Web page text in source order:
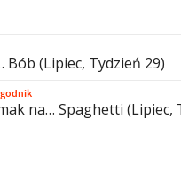
Bób (Lipiec, Tydzień 29)
na… Spaghetti (Lipiec,